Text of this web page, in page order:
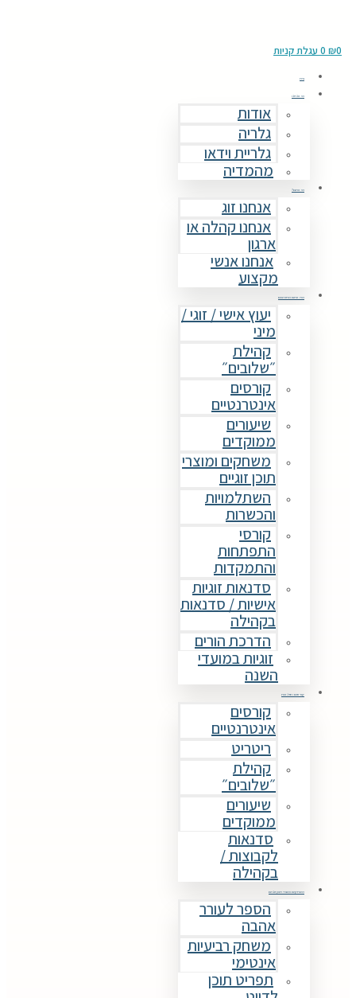
₪0
0 עגלת קניות
בית
מי אנחנו
אודות
גלריה
גלריית וידאו
מהמדיה
מי אתם?
אנחנו זוג
אנחנו קהלה או
ארגון
אנחנו אנשי
מקצוע
מה אתם מחפשים
יעוץ אישי / זוגי /
מיני
קהילת
״שלובים״
קורסים
אינטרנטיים
שיעורים
ממוקדים
משחקים ומוצרי
תוכן זוגיים
השתלמויות
והכשרות
קורסי
התפתחות
והתמקדות
סדנאות זוגיות
אישיות / סדנאות
בקהילה
הדרכת הורים
זוגיות במועדי
השנה
קורסים וסדנאות
קורסים
אינטרנטיים
ריטריט
קהילת
״שלובים״
שיעורים
ממוקדים
סדנאות
לקבוצות /
בקהילה
משחקים ומוצרי תוכן זוגיים
הספר לעורר
אהבה
משחק רביעיות
אינטימי
תפריט תוכן